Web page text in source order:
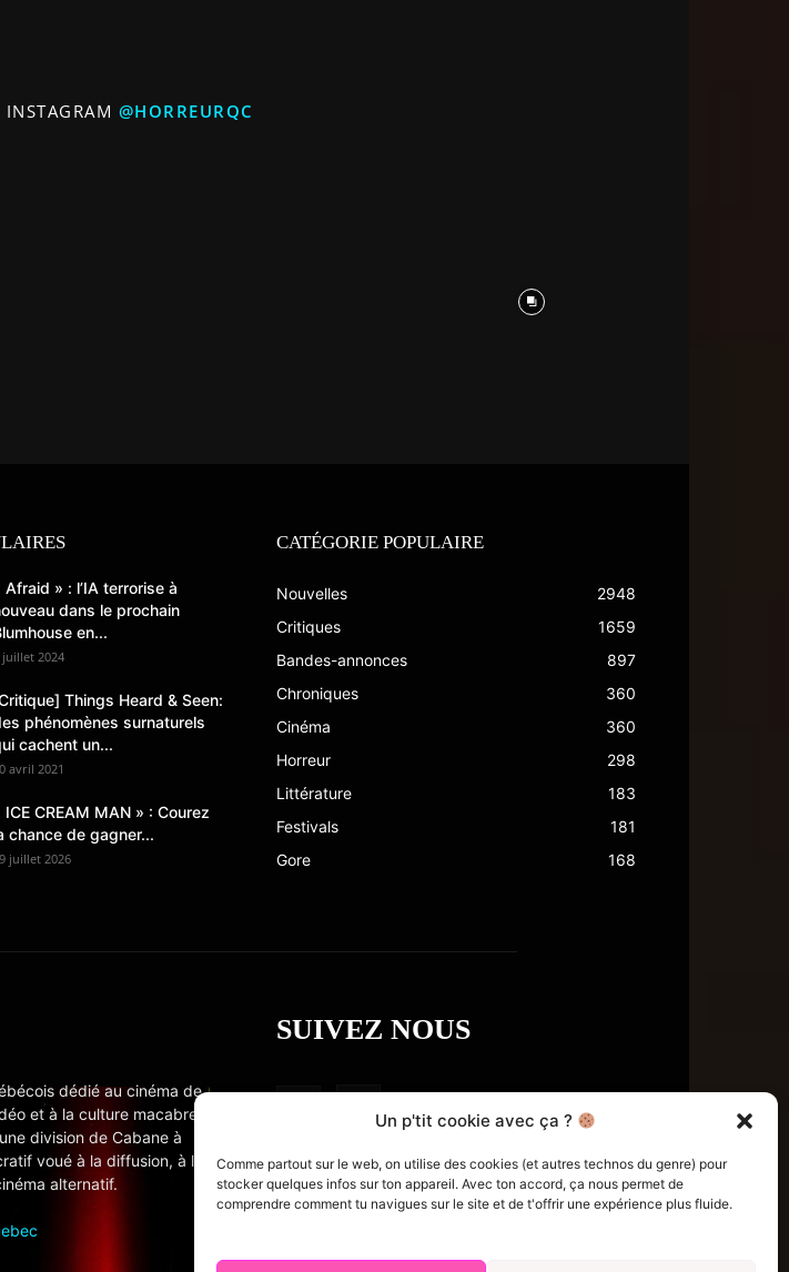
Un p'tit cookie avec ça ?
Comme partout sur le web, on utilise des cookies (et autres technos du genre) pour
stocker quelques infos sur ton appareil. Avec ton accord, ça nous permet de
comprendre comment tu navigues sur le site et de t'offrir une expérience plus fluide.
@HORREURQC
Afraid » : l’IA terrorise à
dans le prochain
en...
juillet 2024
Things Heard & Seen:
phénomènes surnaturels
cachent un...
avril 2021
ICE CREAM MAN » : Courez
chance de gagner...
juillet 2026
CATÉGORIE POPULAIRE
Nouvelles
2948
Critiques
1659
Bandes-annonces
897
Chroniques
360
Cinéma
360
Horreur
298
Littérature
183
Festivals
181
Gore
168
dédié au cinéma de
et à la culture macabre
division de Cabane à
voué à la diffusion, à la
alternatif.
SUIVEZ NOUS